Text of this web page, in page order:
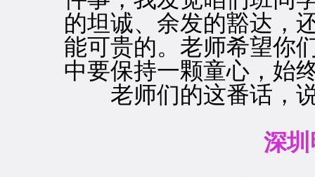
的坦诚、余发的豁达，
能可贵的。老师希望你
中要保持一颗童心，始
老师们的这番话，
深